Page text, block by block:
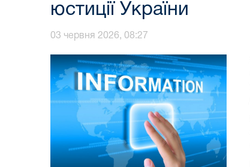
юстиції України
03 червня 2026, 08:27